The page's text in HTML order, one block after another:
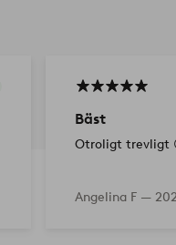
Bäst
Otroligt trevligt
Angelina F —